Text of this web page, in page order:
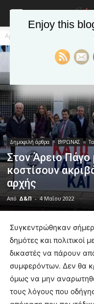
Αρχική
Δημοφιλή άρθρα ΒΥΡΩΝΑΣ
Στον Άρειο Πάγο
κοστίσουν
αρχής
Από Δ&Π - 4 Μαΐου 2022
lesbians
very
cam
show.desi
xxx
brandi
Συγκεντρώθηκαν
δημότες και πολιτικοί
δικαστές να πάρουν
συμφερόντων. Δεν θα
όμως να μην
τους λόγους που
Enjoy this